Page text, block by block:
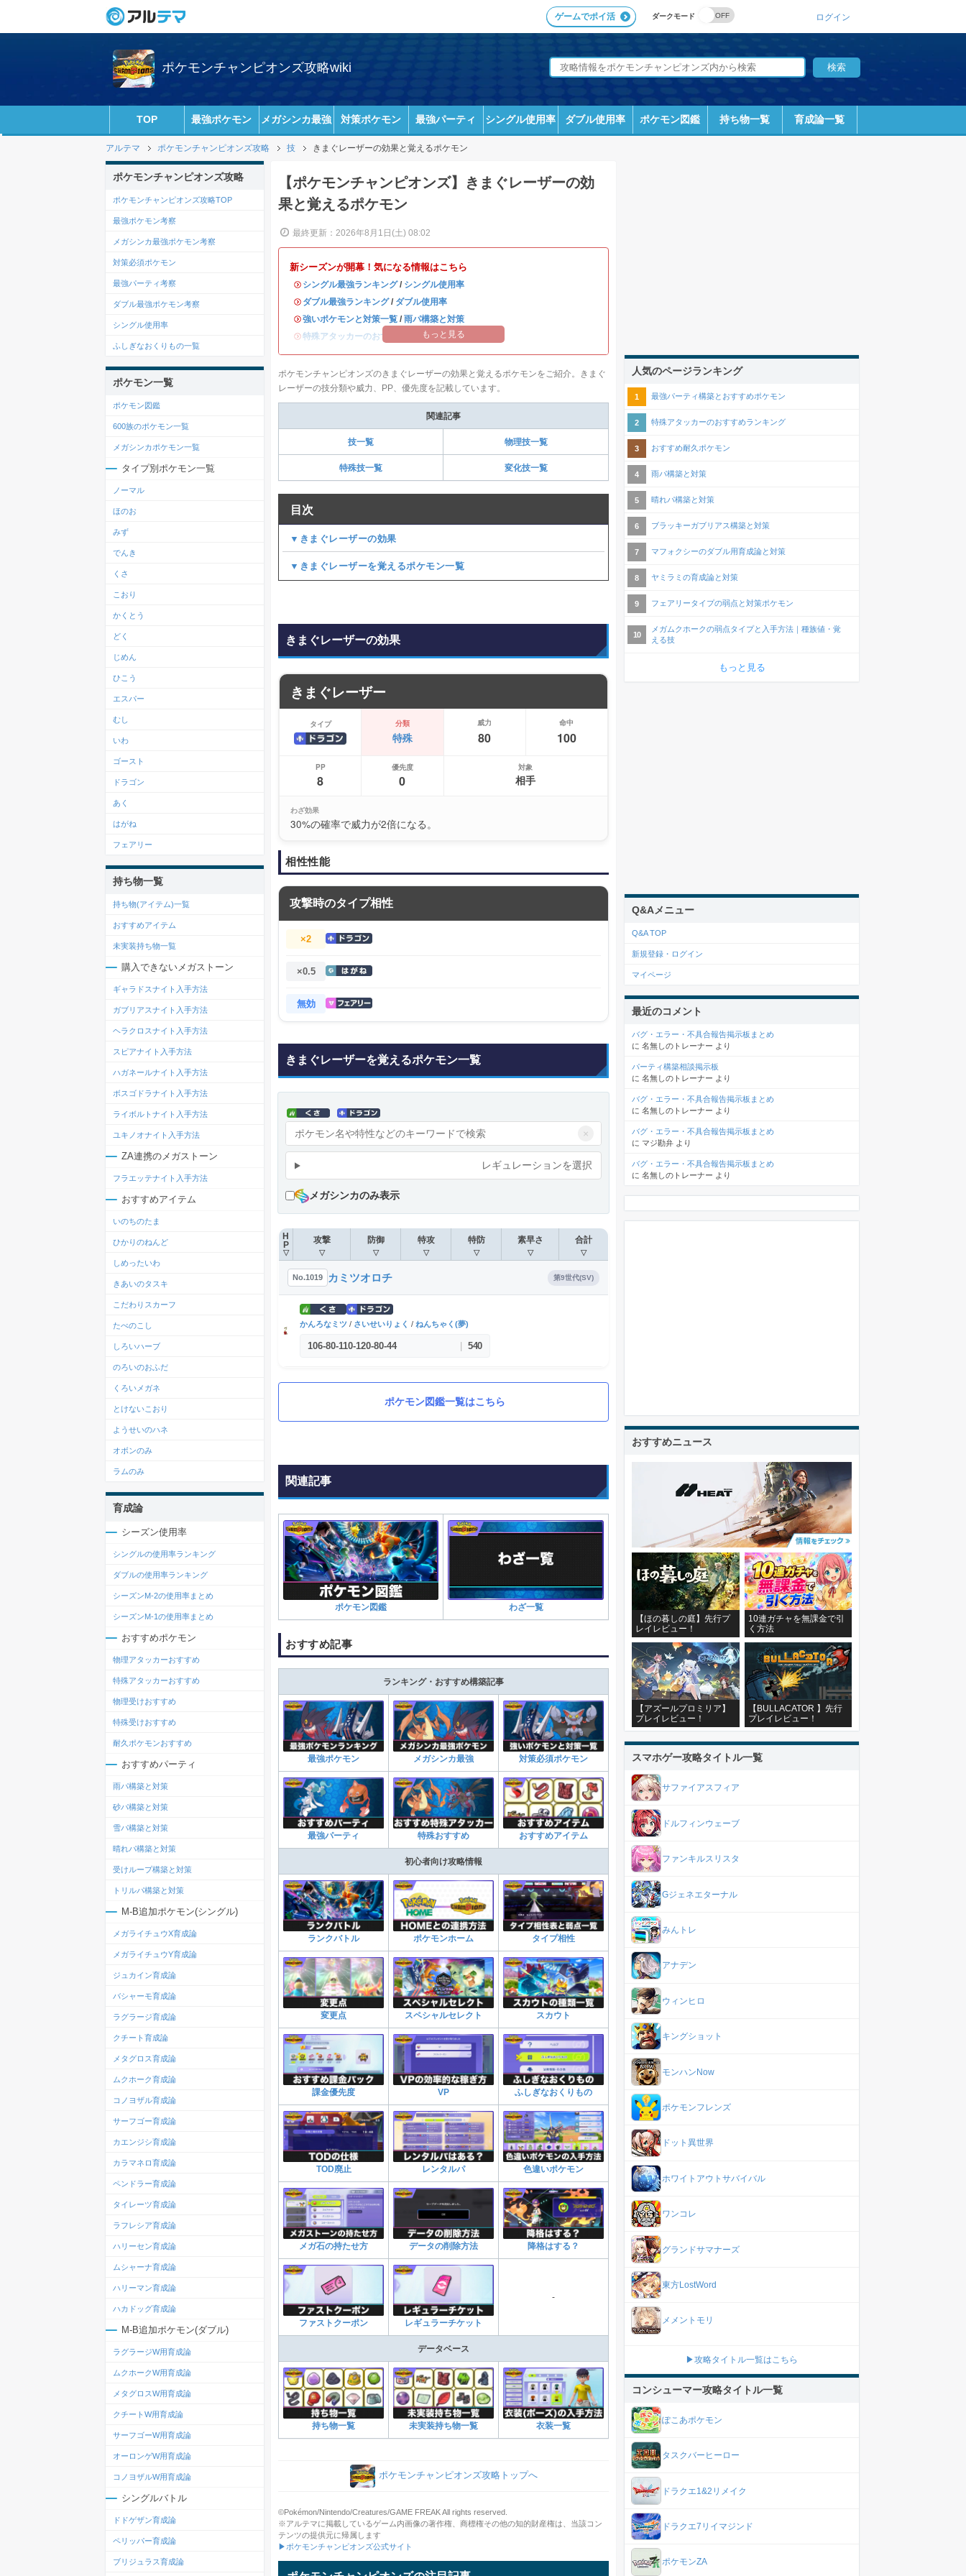
ダークモード
ゲームでポイ活 ログイン
ポケモンチャンピオンズ攻略wiki
TOP 最強ポケモン メガシンカ最強 対策ポケモン 最強パーティ シングル使用率 ダブル使用率 ポケモン図鑑 持ち物一覧 育成論一覧
アルテマ ポケモンチャンピオンズ攻略 技 きまぐレーザーの効果と覚えるポケモン
【ポケモンチャンピオンズ】きまぐレーザーの効
果と覚えるポケモン
最終更新：2026年8月1日(土) 08:02
新シーズンが開幕！気になる情報はこちら
・ シングル最強ランキング/ シングル使用率
・ ダブル最強ランキング/ ダブル使用率
・強いポケモンと対策一覧 / 雨パ構築と対策
・特殊アタッカーのおすすめランキング
もっと見る
ポケモンチャンピオンズのきまぐレーザーの効果と覚えるポケモンをご紹介。きまぐ
レーザーの技分類や威力、PP、優先度を記載しています。
関連記事
技一覧 物理技一覧
特殊技一覧 変化技一覧
目次
▼きまぐレーザーの効果
▼きまぐレーザーを覚えるポケモン一覧
きまぐレーザーの効果
きまぐレーザー
タイプ 分類
特殊
威力
80
命中
100
PP
8
優先度
0
対象
相手
わざ効果
30%の確率で威力が2倍になる。
相性性能
攻撃時のタイプ相性
×2
×0.5
無効
きまぐレーザーを覚えるポケモン一覧
×
レギュレーションを選択
メガシンカのみ表示
H
P
▽
攻撃
▽
防御
▽
特攻
▽
特防
▽
素早さ
▽
合計
▽
No.1019 カミツオロチ 第9世代(SV)
かんろなミツ / さいせいりょく / ねんちゃく(夢)
106-80-110-120-80-44 540
ポケモン図鑑一覧はこちら
関連記事
ポケモン図鑑 わざ一覧
おすすめ記事
ランキング・おすすめ構築記事
最強ポケモン メガシンカ最強 対策必須ポケモン
最強パーティ 特殊おすすめ おすすめアイテム
初心者向け攻略情報
ランクバトル ポケモンホーム タイプ相性
変更点 スペシャルセレクト スカウト
課金優先度 VP ふしぎなおくりもの
TOD廃止 レンタルパ 色違いポケモン
メガ石の持たせ方 データの削除方法 降格はする？
ファストクーポン レギュラーチケット
-
データベース
持ち物一覧 未実装持ち物一覧 衣装一覧
ポケモンチャンピオンズ攻略トップへ
©Pokémon/Nintendo/Creatures/GAME FREAK All rights reserved.
※アルテマに掲載しているゲーム内画像の著作権、商標権その他の知的財産権は、当該コン
テンツの提供元に帰属します
▶ポケモンチャンピオンズ公式サイト
ポケモンチャンピオンズ攻略
ポケモンチャンピオンズ攻略TOP
最強ポケモン考察
メガシンカ最強ポケモン考察
対策必須ポケモン
最強パーティ考察
ダブル最強ポケモン考察
シングル使用率
ふしぎなおくりもの一覧
ポケモン一覧
ポケモン図鑑
600族のポケモン一覧
メガシンカポケモン一覧
タイプ別ポケモン一覧
ノーマル
ほのお
みず
でんき
くさ
こおり
かくとう
どく
じめん
ひこう
エスパー
むし
いわ
ゴースト
ドラゴン
あく
はがね
フェアリー
持ち物一覧
持ち物(アイテム)一覧
おすすめアイテム
未実装持ち物一覧
購入できないメガストーン
ギャラドスナイト入手方法
ガブリアスナイト入手方法
ヘラクロスナイト入手方法
スピアナイト入手方法
ハガネールナイト入手方法
ボスゴドラナイト入手方法
ライボルトナイト入手方法
ユキノオナイト入手方法
ZA連携のメガストーン
フラエッテナイト入手方法
おすすめアイテム
いのちのたま
ひかりのねんど
しめったいわ
きあいのタスキ
こだわりスカーフ
たべのこし
しろいハーブ
のろいのおふだ
くろいメガネ
とけないこおり
ようせいのハネ
オボンのみ
ラムのみ
育成論
シーズン使用率
シングルの使用率ランキング
ダブルの使用率ランキング
シーズンM-2の使用率まとめ
シーズンM-1の使用率まとめ
おすすめポケモン
物理アタッカーおすすめ
特殊アタッカーおすすめ
物理受けおすすめ
特殊受けおすすめ
耐久ポケモンおすすめ
おすすめパーティ
雨パ構築と対策
砂パ構築と対策
雪パ構築と対策
晴れパ構築と対策
受けループ構築と対策
トリルパ構築と対策
M-B追加ポケモン(シングル)
メガライチュウX育成論
メガライチュウY育成論
ジュカイン育成論
バシャーモ育成論
ラグラージ育成論
クチート育成論
メタグロス育成論
ムクホーク育成論
コノヨザル育成論
サーフゴー育成論
カエンジシ育成論
カラマネロ育成論
ペンドラー育成論
タイレーツ育成論
ラフレシア育成論
ハリーセン育成論
ムシャーナ育成論
ハリーマン育成論
ハカドッグ育成論
M-B追加ポケモン(ダブル)
ラグラージW用育成論
ムクホークW用育成論
メタグロスW用育成論
クチートW用育成論
サーフゴーW用育成論
オーロンゲW用育成論
コノヨザルW用育成論
シングルバトル
ドドゲザン育成論
ペリッパー育成論
ブリジュラス育成論
人気のページランキング
最強パーティ構築とおすすめポケモン
特殊アタッカーのおすすめランキング
おすすめ耐久ポケモン
雨パ構築と対策
晴れパ構築と対策
ブラッキーガブリアス構築と対策
マフォクシーのダブル用育成論と対策
ヤミラミの育成論と対策
フェアリータイプの弱点と対策ポケモン
メガムクホークの弱点タイプと入手方法｜種族値・覚
える技
もっと見る
Q&Aメニュー
Q&A TOP
新規登録・ログイン
マイページ
最近のコメント
バグ・エラー・不具合報告掲示板まとめ
に 名無しのトレーナー より
パーティ構築相談掲示板
に 名無しのトレーナー より
バグ・エラー・不具合報告掲示板まとめ
に 名無しのトレーナー より
バグ・エラー・不具合報告掲示板まとめ
に マジ勘弁 より
バグ・エラー・不具合報告掲示板まとめ
に 名無しのトレーナー より
おすすめニュース
【ほの暮しの庭】先行プ
レイレビュー！
10連ガチャを無課金で引
く方法
【アズールプロミリア】
プレイレビュー！
【BULLACATOR 】先行
プレイレビュー！
スマホゲー攻略タイトル一覧
サファイアスフィア
ドルフィンウェーブ
ファンキルスリスタ
Gジェネエターナル
みんトレ
アナデン
ウィンヒロ
キングショット
モンハンNow
ポケモンフレンズ
ドット異世界
ホワイトアウトサバイバル
ワンコレ
グランドサマナーズ
東方LostWord
メメントモリ
▶攻略タイトル一覧はこちら
コンシューマー攻略タイトル一覧
ぽこあポケモン
タスクバーヒーロー
ドラクエ1&2リメイク
ドラクエ7リイマジンド
ポケモンZA